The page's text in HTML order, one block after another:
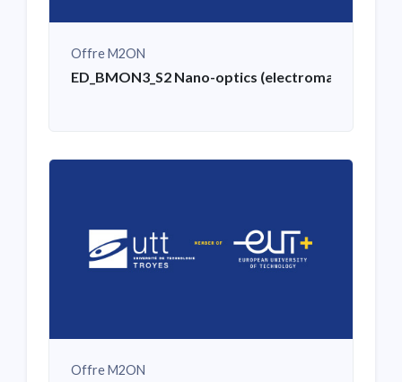
Offre M2ON
ED_BMON3_S2 Nano-optics (electromagnetic
Offre M2ON